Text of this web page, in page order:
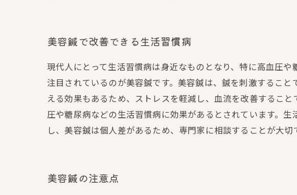
美容鍼で改善できる生活習慣病
現代人にとって生活習慣病は身近なものとなり、特に高血圧
注目されているのが美容鍼です。美容鍼は、鍼を刺激するこ
える効果もあるため、ストレスを軽減し、血流を改善するこ
圧や糖尿病などの生活習慣病に効果があるとされています。
し、美容鍼は個人差があるため、専門家に相談することが大切
美容鍼の注意点